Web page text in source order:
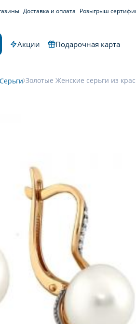
Доставка и оплата Розыгрыш
Акции Подарочная карта
Серьги Золотые Женские серьги из